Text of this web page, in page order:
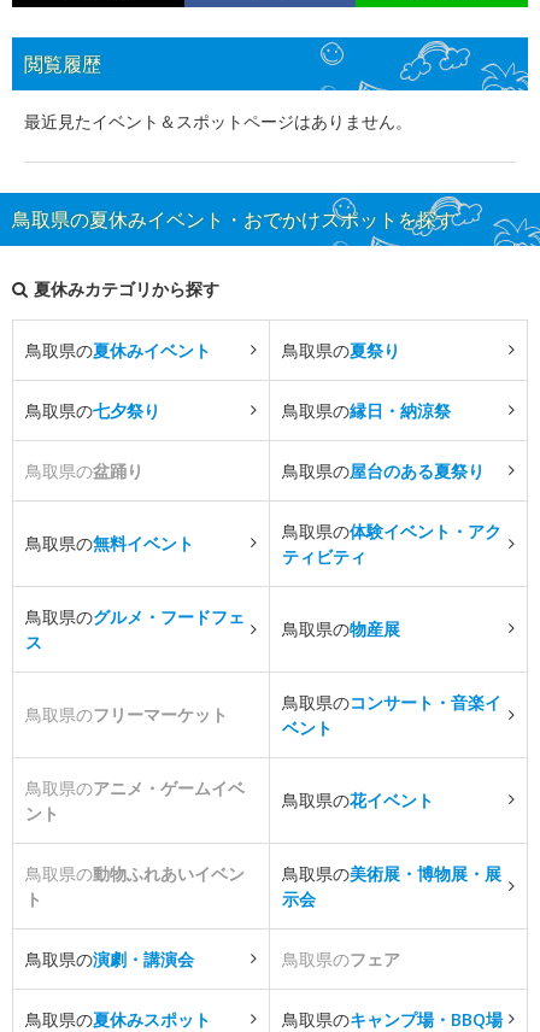
閲覧履歴
最近見たイベント＆スポットページはありません。
鳥取県の夏休みイベント・おでかけスポットを探す
夏休みカテゴリから探す
鳥取県の夏休みイベント 鳥取県の夏祭り
鳥取県の七夕祭り 鳥取県の縁日・納涼祭
鳥取県の盆踊り 鳥取県の屋台のある夏祭り
鳥取県の無料イベント
鳥取県の体験イベント・アク
ティビティ
鳥取県のグルメ・フードフェ
ス
鳥取県の物産展
鳥取県のフリーマーケット
鳥取県のコンサート・音楽イ
ベント
鳥取県のアニメ・ゲームイベ
ント
鳥取県の花イベント
鳥取県の動物ふれあいイベン
ト
鳥取県の美術展・博物展・展
示会
鳥取県の演劇・講演会 鳥取県のフェア
鳥取県の夏休みスポット 鳥取県のキャンプ場・BBQ場